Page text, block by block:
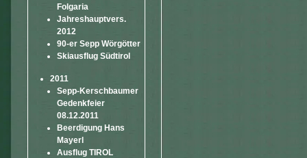
Folgaria
Jahreshauptvers.
2012
90-er Sepp Wörgötter
Skiausflug Südtirol
2011
Sepp-Kerschbaumer
Gedenkfeier
08.12.2011
Beerdigung Hans
Mayerl
Ausflug TIROL